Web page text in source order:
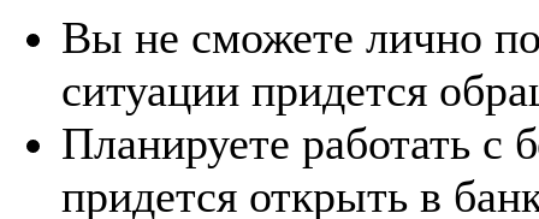
Вы не сможете лично
ситуации придется
Планируете работать с
придется открыть в